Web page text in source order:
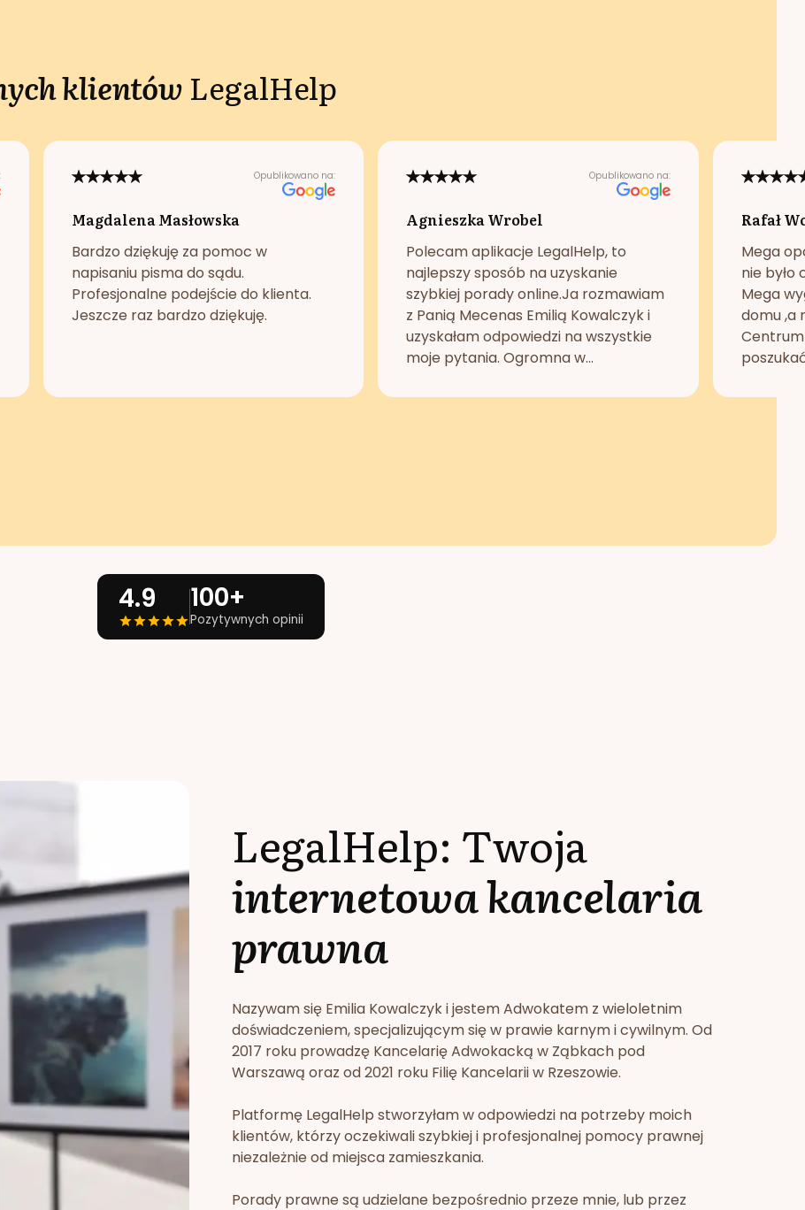
klientów LegalHelp
Opublikowano na:
Magdalena Masłowska
Bardzo dziękuję za pomoc w
napisaniu pisma do sądu.
Profesjonalne podejście do klienta.
Jeszcze raz bardzo dziękuję.
Opublikowano na:
Agnieszka Wrobel
Polecam aplikacje LegalHelp, to
najlepszy sposób na uzyskanie
szybkiej porady online.Ja rozmawiam
z Panią Mecenas Emilią Kowalczyk i
uzyskałam odpowiedzi na wszystkie
moje pytania. Ogromna w...
Rafał
Mega
nie było
Mega
domu ,a
4.9 100+
Pozytywnych opinii
LegalHelp: Twoja
internetowa kancelaria
prawna
Nazywam się Emilia Kowalczyk i jestem Adwokatem z wieloletnim
doświadczeniem, specjalizującym się w prawie karnym i cywilnym. Od
2017 roku prowadzę Kancelarię Adwokacką w Ząbkach pod
Warszawą oraz od 2021 roku Filię Kancelarii w Rzeszowie.
Platformę LegalHelp stworzyłam w odpowiedzi na potrzeby moich
klientów, którzy oczekiwali szybkiej i profesjonalnej pomocy prawnej
niezależnie od miejsca zamieszkania.
Porady prawne są udzielane bezpośrednio przeze mnie, lub przez